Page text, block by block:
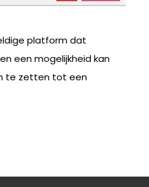
platform dat
een mogelijkheid kan
te zetten tot een